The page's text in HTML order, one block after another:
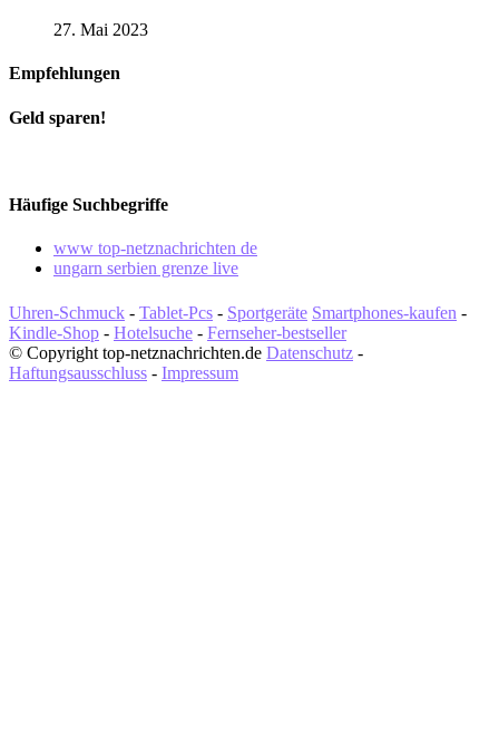
27. Mai 2023
Empfehlungen
Geld sparen!
Häufige Suchbegriffe
www top-netznachrichten de
ungarn serbien grenze live
Uhren-Schmuck - Tablet-Pcs - Sportgeräte Smartphones-kaufen -
Kindle-Shop - Hotelsuche - Fernseher-bestseller
© Copyright top-netznachrichten.de Datenschutz -
Haftungsausschluss - Impressum